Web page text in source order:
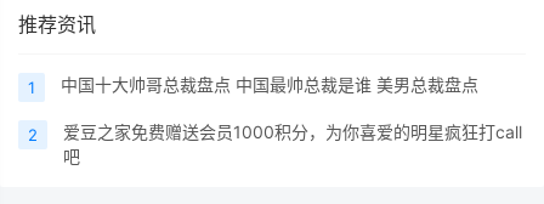
推荐资讯
1 中国十大帅哥总裁盘点 中国最帅总裁是谁 美男总裁盘点
2
爱豆之家免费赠送会员1000积分，为你喜爱的明星疯狂打call
吧